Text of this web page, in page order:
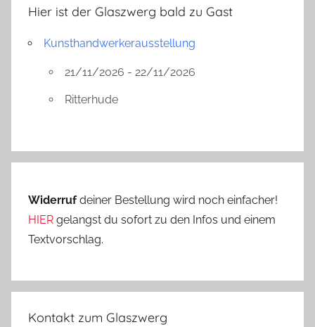
Hier ist der Glaszwerg bald zu Gast
Kunsthandwerkerausstellung
21/11/2026 - 22/11/2026
Ritterhude
Widerrufdeiner Bestellung wird noch einfacher!
HIER gelangst du sofort zu den Infos und einem
Textvorschlag.
Kontakt zum Glaszwerg